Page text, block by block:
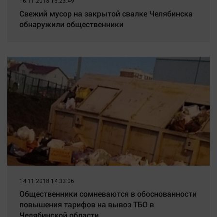
Свежий мусор на закрытой свалке Челябинска
обнаружили общественники
14.11.2018 14:33:06
Общественники сомневаются в обоснованности
повышения тарифов на вывоз ТБО в
Челябинской области